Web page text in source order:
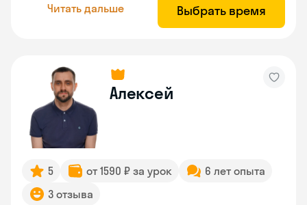
Читать дальше Выбрать время
Алексей
5 от 1590 ₽ за урок
6 лет опыта
3 отзыва